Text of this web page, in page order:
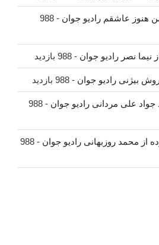
هنوز عاشقم رادیو جوان
- 988
نیما نصر رادیو جوان - 988 بازدید
بیژنی رادیو جوان - 988 بازدید
جواد علی مردانی رادیو جوان
- 988
از محمد روزبهانی رادیو جوان
- 988